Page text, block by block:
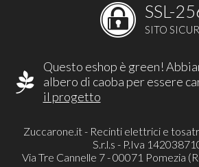
SSL-
SITO
Questo eshop è green!
albero di caoba per essere
il progetto
Zuccarone.it - Recinti elettrici e
S.r.l.s - P.Iva
Via Tre Cannelle 7 - 00071 Pomezia